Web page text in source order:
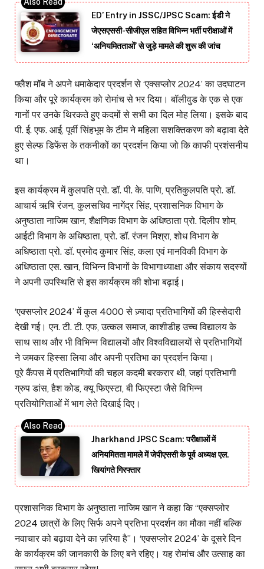
ED’ Entry in JSSC/JPSC Scam: ईडी ने
जेएसएससी-सीजीएल सहित विभिन्न भर्ती परीक्षाओं में
‘अनियमितताओं’ से जुड़े मामले की शुरू की जांच
फ्लैश मॉब ने अपने धमाकेदार प्रदर्शन से ‘एक्सप्लोर 2024’ का उदघाटन
किया और पूरे कार्यक्रम को रोमांच से भर दिया। बॉलीवुड के एक से एक
गानों पर उनके थिरकते हुए कदमों से सभी का दिल मोह लिया। इसके बाद
पी. ई. एफ. आई, पूर्वी सिंहभूम के टीम ने महिला सशक्तिकरण को बढ़ावा देते
हुए सेल्फ डिफेंस के तकनीकों का प्रदर्शन किया जो कि काफी प्रशंसनीय
था।
इस कार्यक्रम में कुलपति प्रो. डॉ. पी. के. पाणि, प्रतिकुलपति प्रो. डॉ.
आचार्य ऋषि रंजन, कुलसचिव नागेंद्र सिंह, प्रशासनिक विभाग के
अनुष्ठाता नाजिम खान, शैक्षणिक विभाग के अधिष्ठाता प्रो. दिलीप शोम,
आईटी विभाग के अधिष्ठाता, प्रो. डॉ. रंजन मिश्रा, शोध विभाग के
अधिष्ठाता प्रो. डॉ. प्रमोद कुमार सिंह, कला एवं मानविकी विभाग के
अधिष्ठाता एस. खान, विभिन्न विभागों के विभागाध्याक्षा और संकाय सदस्यों
ने अपनी उपस्थिति से इस कार्यक्रम की शोभा बढ़ाई।
‘एक्सप्लोर 2024’ में कुल 4000 से ज़्यादा प्रतिभागियों की हिस्सेदारी
देखी गई। एन. टी. टी. एफ, उत्कल समाज, काशीडीह उच्च विद्यालय के
साथ साथ और भी विभिन्न विद्यालयों और विश्वविद्यालयों से प्रतिभागियों
ने जमकर हिस्सा लिया और अपनी प्रतिभा का प्रदर्शन किया।
पूरे कैंपस में प्रतिभागियों की चहल कदमी बरकरार थी, जहां प्रतिभागी
ग्रुप डांस, हैश कोड, क्यू फिएस्टा, बी फिएस्टा जैसे विभिन्न
प्रतियोगिताओं में भाग लेते दिखाई दिए।
Jharkhand JPSC Scam: परीक्षाओं में
अनियमितता मामले में जेपीएससी के पूर्व अध्यक्ष एल.
खियांगते गिरफ्तार
प्रशासनिक विभाग के अनुष्ठाता नाजिम खान ने कहा कि “एक्सप्लोर
2024 छात्रों के लिए सिर्फ अपने प्रतिभा प्रदर्शन का मौका नहीं बल्कि
नवाचार को बढ़ावा देने का ज़रिया है”। ‘एक्सप्लोर 2024’ के दूसरे दिन
के कार्यक्रम की जानकारी के लिए बने रहिए। यह रोमांच और उत्साह का